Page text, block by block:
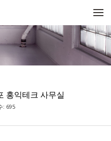
홍익테크 사무실
: 695